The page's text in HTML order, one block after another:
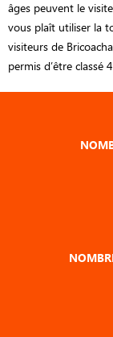
âges peuvent le
vous plaît utiliser la
visiteurs de
permis d’être classé